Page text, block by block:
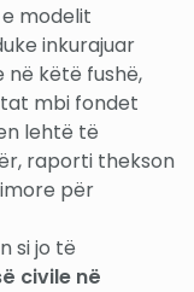
modelit
inkurajuar
këtë fushë,
mbi fondet
lehtë të
raporti thekson
për
si jo të
civile në